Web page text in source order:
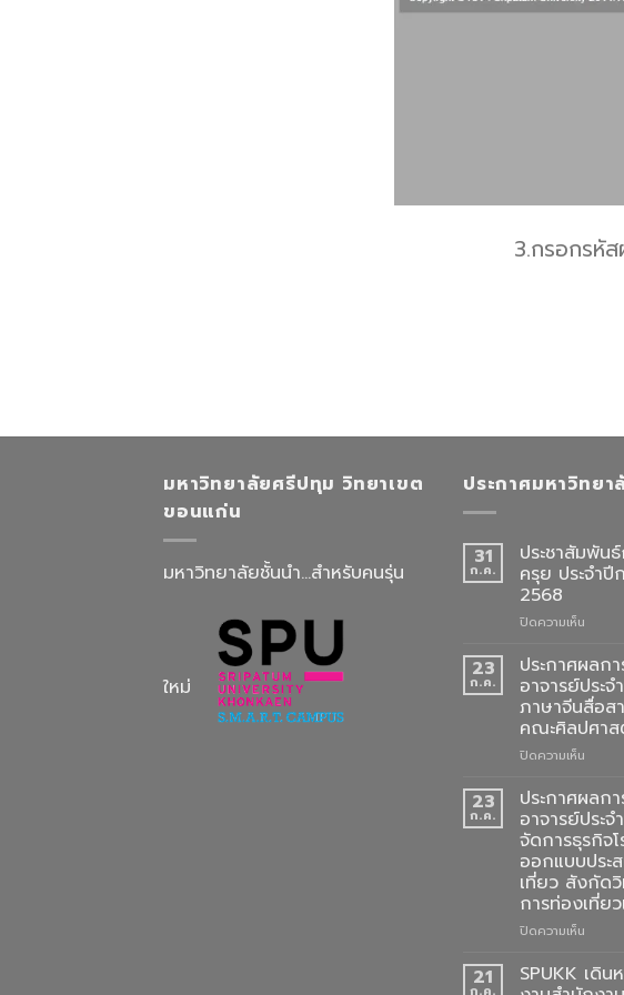
3.กรอกรหั
มหาวิทยาลัยศรีปทุม วิทยาเขต
ขอนแก่น
มหาวิทยาลัยชั้นนำ...สำหรับคนรุ่น
ใหม่
ประกาศมหาวิทยา
31
ก.ค.
ประชาสัมพัน
ครุย ประจำปี
2568
ปิดความเห็น
การ
สั่ง
จอง
ชุด
ครุย
การ
ศึกษา
2568
23
ก.ค.
ประกาศผลก
อาจารย์ประจ
ภาษาจีนสื่อส
คณะศิลปศาส
ปิดความเห็น
ผล
การ
คัด
เลือก
อาจารย์
ประจำ
สาขา
สื่อสาร
23
ก.ค.
ประกาศผลก
อาจารย์ประ
จัดการธุรกิจ
ออกแบบปร
เที่ยว สังกัด
การท่องเที่ย
ปิดความเห็น
ผล
การ
21
ก.ค.
SPUKK เดิน